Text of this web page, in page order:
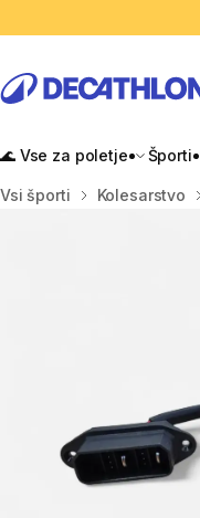
🌊 Vse za poletje Športi
Domov
Vsi športi Kolesarstvo